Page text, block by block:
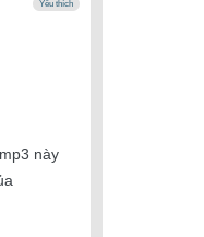
Yêu thích
này